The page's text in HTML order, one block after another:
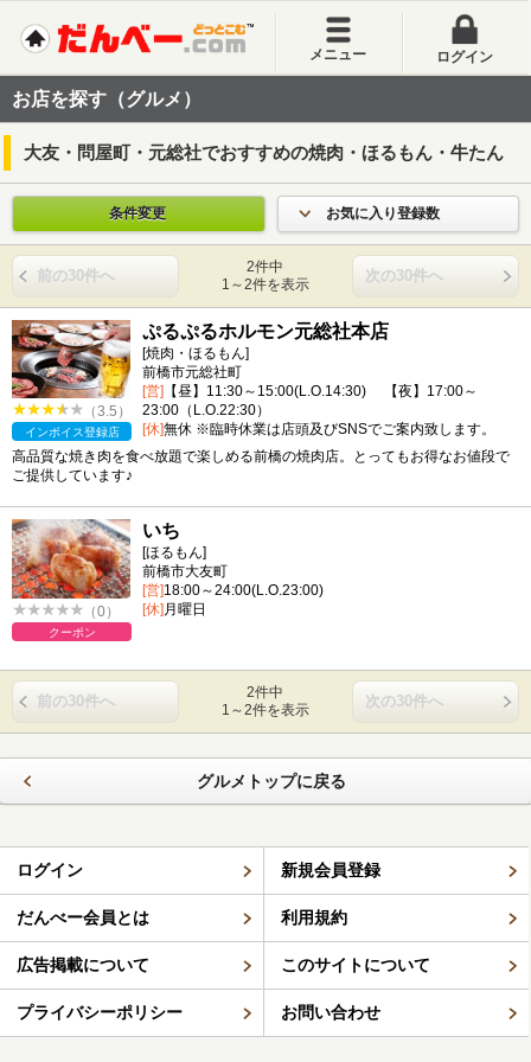
メニュー ログイン
お店を探す（グルメ）
大友・問屋町・元総社でおすすめの焼肉・ほるもん・牛たん
条件変更 お気に入り登録数
前の30件へ
2件中
1～2件を表示
次の30件へ
（3.5）
インボイス登録店
ぷるぷるホルモン元総社本店
[焼肉・ほるもん]
前橋市元総社町
[営] 【昼】11:30～15:00(L.O.14:30) 【夜】17:00～
23:00（L.O.22:30）
[休]無休 ※臨時休業は店頭及びSNSでご案内致します。
高品質な焼き肉を食べ放題で楽しめる前橋の焼肉店。とってもお得なお値段で
ご提供しています♪
（0）
クーポン
いち
[ほるもん]
前橋市大友町
[営]18:00～24:00(L.O.23:00)
[休] 月曜日
前の30件へ
2件中
1～2件を表示
次の30件へ
グルメトップに戻る
ログイン 新規会員登録
だんべー会員とは 利用規約
広告掲載について このサイトについて
プライバシーポリシー お問い合わせ